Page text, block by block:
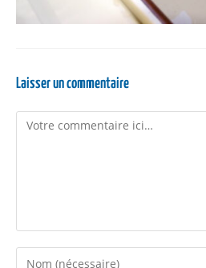
Laisser un commentaire